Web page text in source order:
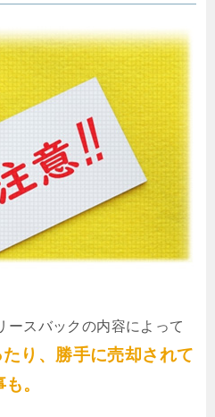
ースバックの内容によって
り、勝手に売却されて
。